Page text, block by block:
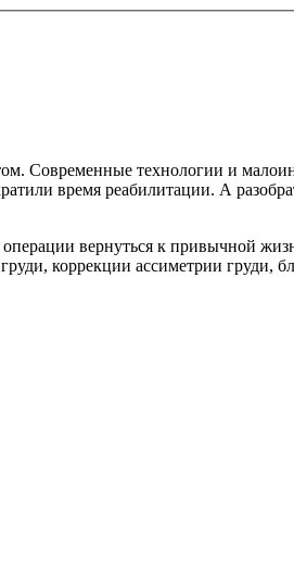
Современные технологии и
время реабилитации. А
вернуться к привычной
коррекции ассиметрии груди,